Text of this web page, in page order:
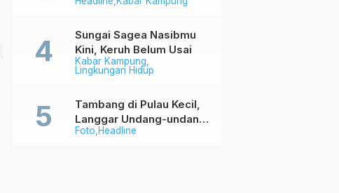
Memihak Industri (1)
Kabar Kampung
Lingkungan Hidup
Sungai Sagea Nasibmu
Kini, Keruh Belum Usai
Foto Headline
Tambang di Pulau Kecil,
Langgar Undang-undang
Tapi Aman Saja